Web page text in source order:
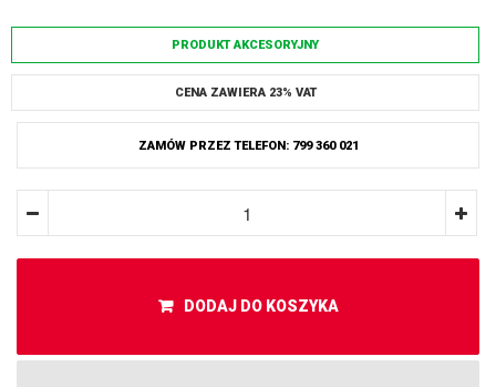
PRODUKT AKCESORYJNY
CENA ZAWIERA 23% VAT
ZAMÓW PRZEZ TELEFON: 799 360 021
DODAJ DO KOSZYKA